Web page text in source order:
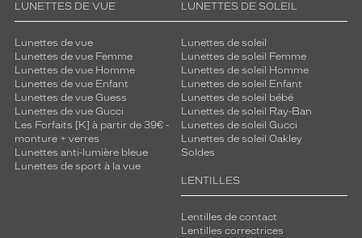
LUNETTES DE VUE
Lunettes de vue
Lunettes de vue Femme
Lunettes de vue Homme
Lunettes de vue Enfant
Lunettes de vue Guess
Lunettes de vue Gucci
Les Forfaits [K] à partir de 39€ -
monture + verres
Lunettes anti-lumière bleue
Lunettes de sport à la vue
LUNETTES DE SOLEIL
Lunettes de soleil
Lunettes de soleil Femme
Lunettes de soleil Homme
Lunettes de soleil Enfant
Lunettes de soleil bébé
Lunettes de soleil Ray-Ban
Lunettes de soleil Gucci
Lunettes de soleil Oakley
Soldes
LENTILLES
Lentilles de contact
Lentilles correctrices